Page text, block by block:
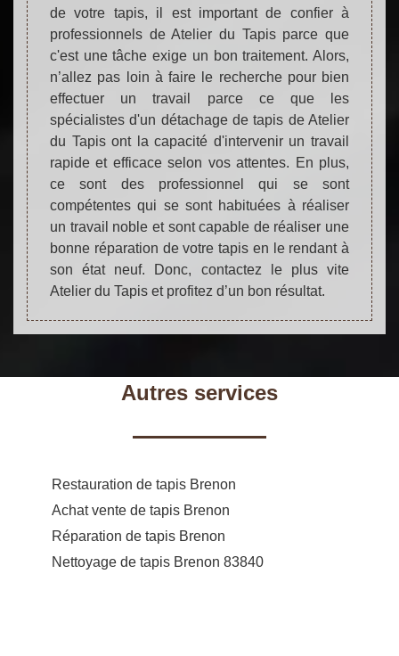
de votre tapis, il est important de confier à
professionnels de Atelier du Tapis parce que
c'est une tâche exige un bon traitement. Alors,
n’allez pas loin à faire le recherche pour bien
effectuer un travail parce ce que les
spécialistes d'un détachage de tapis de Atelier
du Tapis ont la capacité d'intervenir un travail
rapide et efficace selon vos attentes. En plus,
ce sont des professionnel qui se sont
compétentes qui se sont habituées à réaliser
un travail noble et sont capable de réaliser une
bonne réparation de votre tapis en le rendant à
son état neuf. Donc, contactez le plus vite
Atelier du Tapis et profitez d’un bon résultat.
Autres services
Restauration de tapis Brenon
Achat vente de tapis Brenon
Réparation de tapis Brenon
Nettoyage de tapis Brenon 83840